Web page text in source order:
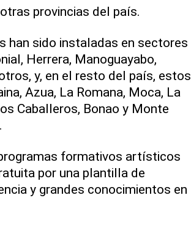
provincias del país.
han sido instaladas en sectores
Herrera, Manoguayabo,
y, en el resto del país, estos
Azua, La Romana, Moca, La
Caballeros, Bonao y Monte
formativos artísticos
por una plantilla de
y grandes conocimientos en